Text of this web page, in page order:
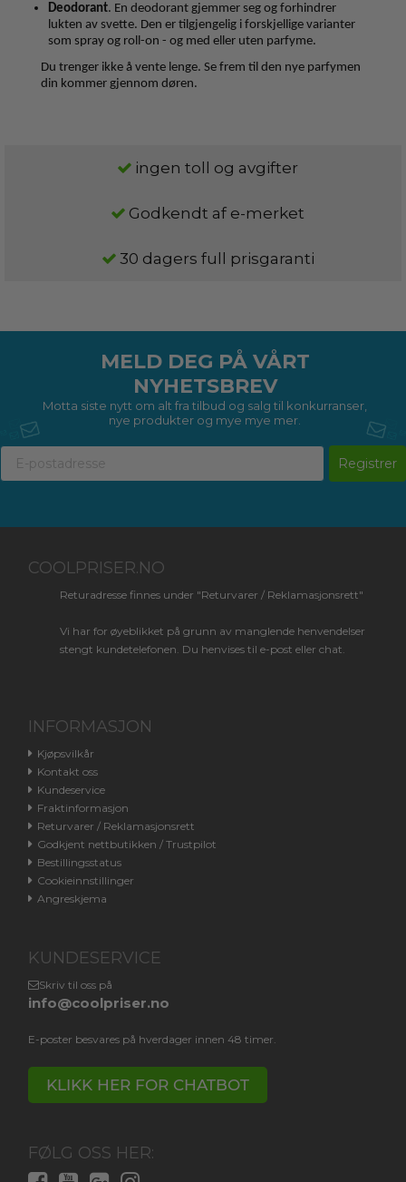
Deodorant. En deodorant gjemmer seg og forhindrer
lukten av svette. Den er tilgjengelig i forskjellige varianter
som spray og roll-on - og med eller uten parfyme.
Du trenger ikke å vente lenge. Se frem til den nye parfymen
din kommer gjennom døren.
ingen toll og avgifter
Godkendt af e-merket
30 dagers full prisgaranti
MELD DEG PÅ VÅRT
NYHETSBREV
Motta siste nytt om alt fra tilbud og salg til konkurranser,
nye produkter og mye mye mer.
Registrer
COOLPRISER.NO
Returadresse finnes under "Returvarer / Reklamasjonsrett"
Vi har for øyeblikket på grunn av manglende henvendelser
stengt kundetelefonen. Du henvises til e-post eller chat.
INFORMASJON
Kjøpsvilkår
Kontakt oss
Kundeservice
Fraktinformasjon
Returvarer / Reklamasjonsrett
Godkjent nettbutikken / Trustpilot
Bestillingsstatus
Cookieinnstillinger
Angreskjema
KUNDESERVICE
Skriv til oss på
info@coolpriser.no
E-poster besvares på hverdager innen 48 timer.
KLIKK HER FOR CHATBOT
FØLG OSS HER: